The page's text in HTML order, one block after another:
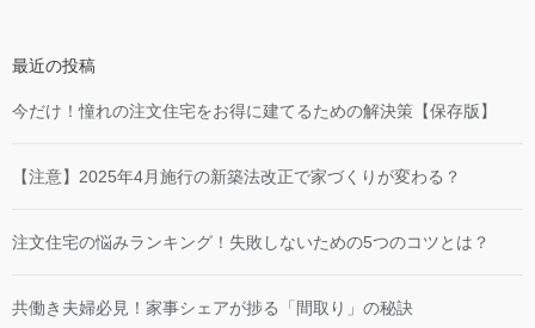
最近の投稿
今だけ！憧れの注文住宅をお得に建てるための解決策【保存版】
【注意】2025年4月施行の新築法改正で家づくりが変わる？
注文住宅の悩みランキング！失敗しないための5つのコツとは？
共働き夫婦必見！家事シェアが捗る「間取り」の秘訣